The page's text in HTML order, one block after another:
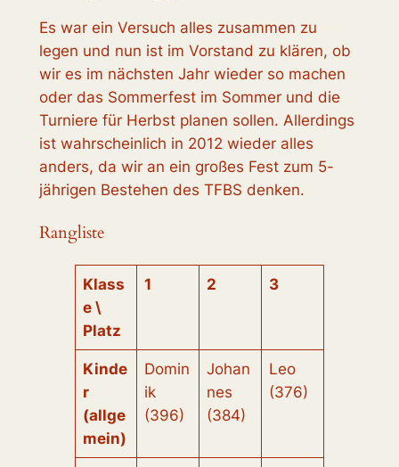
Es war ein Versuch alles zusammen zu
legen und nun ist im Vorstand zu klären, ob
wir es im nächsten Jahr wieder so machen
oder das Sommerfest im Sommer und die
Turniere für Herbst planen sollen. Allerdings
ist wahrscheinlich in 2012 wieder alles
anders, da wir an ein großes Fest zum 5-
jährigen Bestehen des TFBS denken.
Rangliste
Klass
e \
Platz
1 2 3
Kinde
r
(allge
mein)
Domin
ik
(396)
Johan
nes
(384)
Leo
(376)